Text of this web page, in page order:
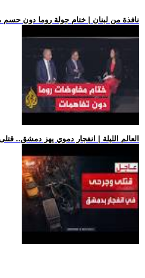
.. نافذة من لبنان | ختام جولة روما دون حسم
.. العالم الليلة | انفجار دموي يهز دمشق..